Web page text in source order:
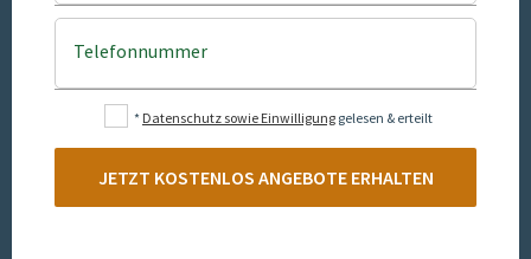
Telefonnummer
* Datenschutz sowie Einwilligung gelesen & erteilt
JETZT KOSTENLOS ANGEBOTE ERHALTEN